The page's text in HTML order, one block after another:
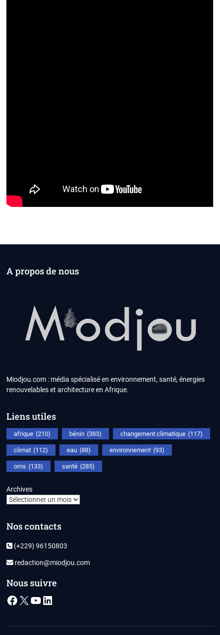
A propos de nous
Miodjou.com : média spécialisé en environnement, santé, énergies
renouvelables et architecture en Afrique.
Liens utiles
afrique (210) bénin (383) changement climatique (117)
climat (112) eau (88) environnement (93)
oms (133) santé (285)
Archives
Nos contacts
(+229) 96150803
redaction@miodjou.com
Nous suivre
Facebook
X YouTube
LinkedIn